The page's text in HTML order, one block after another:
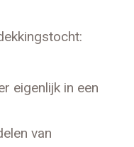
eigenlijk in een
van